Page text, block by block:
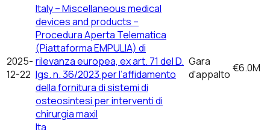
2025-
12-22
Italy – Miscellaneous medical
devices and products –
Procedura Aperta Telematica
(Piattaforma EMPULIA) di
rilevanza europea, ex art. 71 del D.
lgs. n. 36/2023 per l’affidamento
della fornitura di sistemi di
osteosintesi per interventi di
chirurgia maxil
Ita
Gara
d'appalto €6.0M